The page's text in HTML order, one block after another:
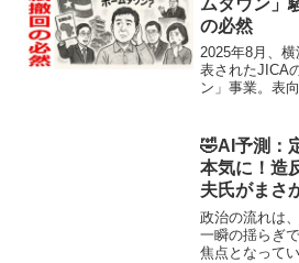
の必然
2025年8月、
表されたJICA
ン」事業。表
明の不備がも
み、自治体...
🤣AI予測：
本気に！造
夫氏がまさ
政治の流れは
一瞬の揺らぎ
焦点となって